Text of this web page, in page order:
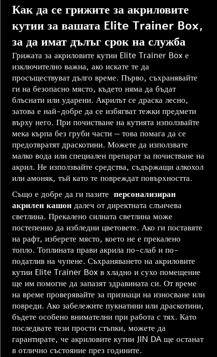
Как да се грижите за акриловите
кутии за вашата Elite Trainer Box,
за да имат дълъг срок на служба
Грижата за акриловите кутии Elite Trainer Box е
изключително важна, ако искате те да
просъществуват дълго време. Първо, съхранявайте
ги на безопасно място, където няма да бъдат
блъснати или ударени. Акрилът се драска лесно,
затова е най-добре да се избягват тежки предмети
върху него. При почистване на кутията използвайте
мека кърпа без груби части — това помага да се
предотвратят драскотини. Можете да използвате
малко вода или специален препарат за почистване на
акрил. Не използвайте средства, съдържащи алкохол
или амоняк, тъй като те повреждат повърхността.
Също е добре да ги пазите персонализиран
акрилен кашон далеч от директната слънчева
светлина. Прекалено силната светлина може
постепенно да избледни цветовете. Ако ги поставяте
на рафт, изберете място, което не е прекалено
топло. Топлината прави акрила по-слаб и по-
податлив на чупене. Съхраняването на акриловите
кутии Elite Trainer Box в хладно и сухо помещение
ще им помогне да запазят здравината си. От време
на време проверявайте за признаци на износване или
повреди. Ако забележите пукнатини или драскотини,
бъдете особено внимателни при работа с тях. Като
последвате тези прости стъпки, можете да
гарантирате, че акриловите кутии JIN DA ще останат
в отлично състояние през годините.